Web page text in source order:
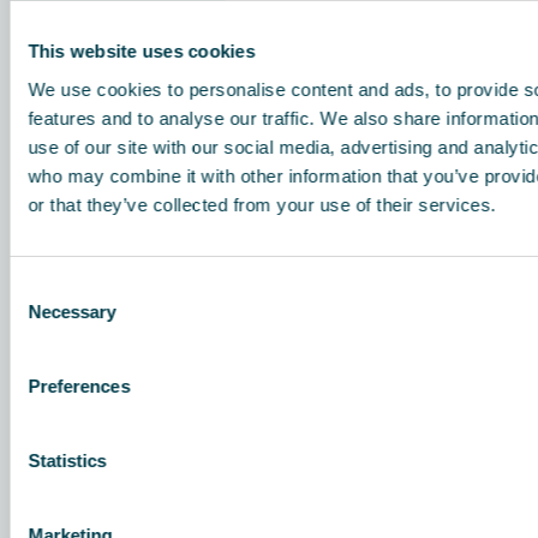
This website uses cookies
We use cookies to personalise content and ads, to provide
features and to analyse our traffic. We also share
use of our site with our social media, advertising and
who may combine it with other information that you’ve
or that they’ve collected from your use of their services.
Selection
Necessary
Preferences
Statistics
FS 70 FG II HEPA -suodattimessa on suuri ilman tuloaukko
mahdollisimman suuri ja suodattimen tukkeutumisriski
kyllästymisestä riippumatta.
Monivaiheisen suodatustekniikan avulla ilmassa olevat